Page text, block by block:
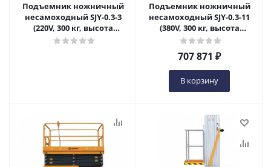
Подъемник ножничный
несамоходный SJY-0.3-3
(220V, 300 кг, высота
подъема 3 м) SMART в
Подъемник ножничный
несамоходный SJY-0.3-11
(380V, 300 кг, высота
подъема 11 м) SMART в
707 871 ₽
В корзину